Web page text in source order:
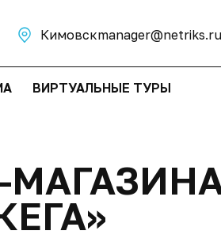
Кимовскmanager@netriks.ru
ВИРТУАЛЬНЫЕ ТУРЫ